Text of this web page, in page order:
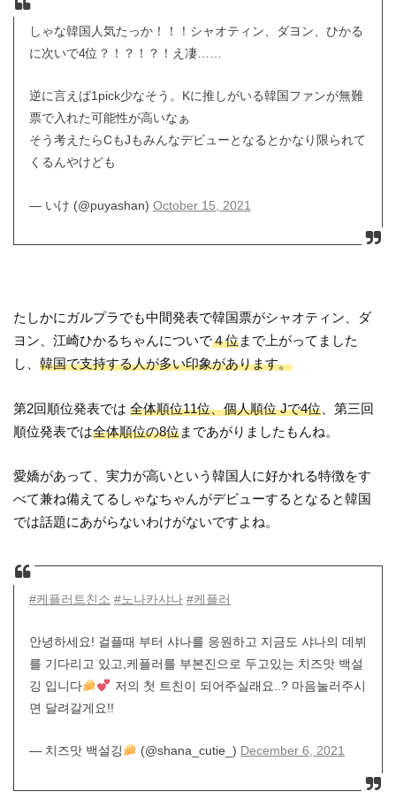
しゃな韓国人気たっか！！！シャオティン、ダヨン、ひかる
に次いで4位？！？！？！え凄……
逆に言えば1pick少なそう。Kに推しがいる韓国ファンが無難
票で入れた可能性が高いなぁ
そう考えたらCもJもみんなデビューとなるとかなり限られて
くるんやけども
— いけ (@puyashan) October 15, 2021
たしかにガルプラでも中間発表で韓国票がシャオティン、ダ
ヨン、江崎ひかるちゃんについで４位まで上がってました
し、韓国で支持する人が多い印象があります。
第2回順位発表では全体順位11位、個人順位 Jで4位 、第三回
順位発表では全体順位の8位まであがりましたもんね。
愛嬌があって、実力が高いという韓国人に好かれる特徴をす
べて兼ね備えてるしゃなちゃんがデビューするとなると韓国
では話題にあがらないわけがないですよね。
#케플러트친소 #노나카샤나 #케플러
안녕하세요! 걸플때 부터 샤나를 응원하고 지금도 샤나의 데뷔
를 기다리고 있고,케플러를 부본진으로 두고있는 치즈맛 백설
깅 입니다
저의 첫 트친이 되어주실래요..? 마음눌러주시
면 달려갈게요!!
— 치즈맛 백설깅 (@shana_cutie_) December 6, 2021